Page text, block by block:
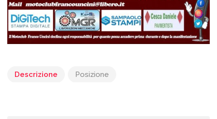
Descrizione Posizione